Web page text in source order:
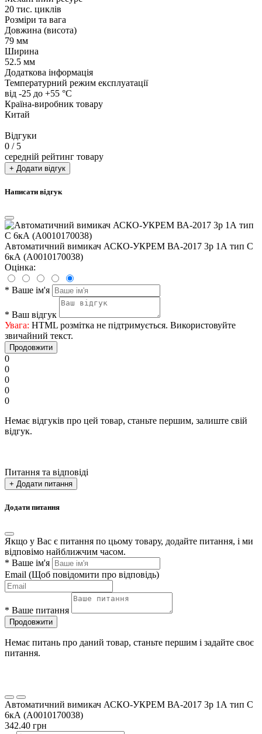
20 тис. циклів
Розміри та вага
Довжина (висота)
79 мм
Ширина
52.5 мм
Додаткова інформація
Температурний режим експлуатації
від -25 до +55 °С
Країна-виробник товару
Китай
Відгуки
0 / 5
середній рейтинг товару
+ Додати відгук
Написати відгук
Автоматичний вимикач АСКО-УКРЕМ ВА-2017 3p 1А тип C
6кА (A0010170038)
Оцінка:
* Ваше ім'я
* Ваш відгук
Увага: HTML розмітка не підтримується. Використовуйте
звичайний текст.
Продовжити
0
0
0
0
0
Немає відгуків про цей товар, станьте першим, залиште свій
відгук.
Питання та відповіді
+ Додати питання
Додати питання
Якщо у Вас є питання по цьому товару, додайте питання, і ми
відповімо найближчим часом.
* Ваше ім'я
Email (Щоб повідомити про відповідь)
* Ваше питання
Продовжити
Немає питань про даний товар, станьте першим і задайте своє
питання.
Автоматичний вимикач АСКО-УКРЕМ ВА-2017 3p 1А тип C
6кА (A0010170038)
342.40 грн